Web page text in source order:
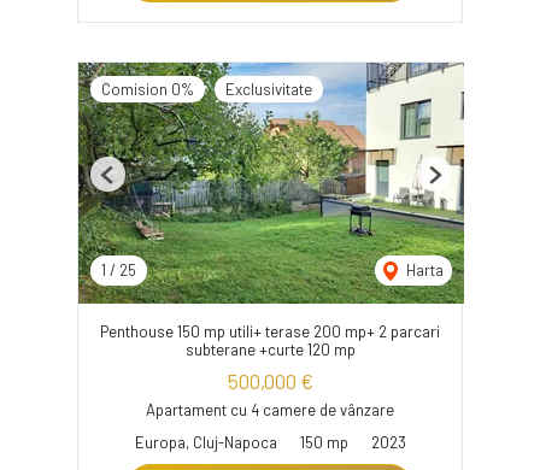
Comision 0% Exclusivitate
1 / 25 Harta
Previous Next
Penthouse 150 mp utili+ terase 200 mp+ 2 parcari
subterane +curte 120 mp
500,000 €
Apartament cu 4 camere de vânzare
Europa, Cluj-Napoca
150 mp 2023